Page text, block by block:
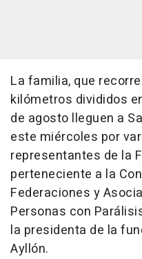
La familia, que
kilómetros divididos
de agosto lleguen a
este miércoles por
representantes de la
perteneciente a la
Federaciones y
Personas con
la presidenta de la
Ayllón.